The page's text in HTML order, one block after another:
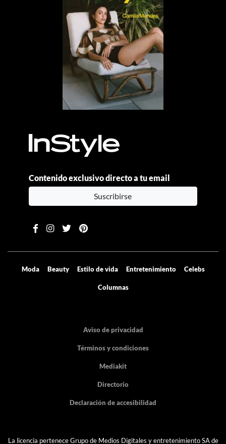
Contenido exclusivo directo a tu email
Suscribirse
Moda Beauty Estilo de vida Entretenimiento Celebs
Columnas
Aviso de privacidad
Términos y condiciones
Mediakit
Directorio
Declaración de accesibilidad
La licencia pertenece Grupo de Medios Digitales y entretenimiento SA de